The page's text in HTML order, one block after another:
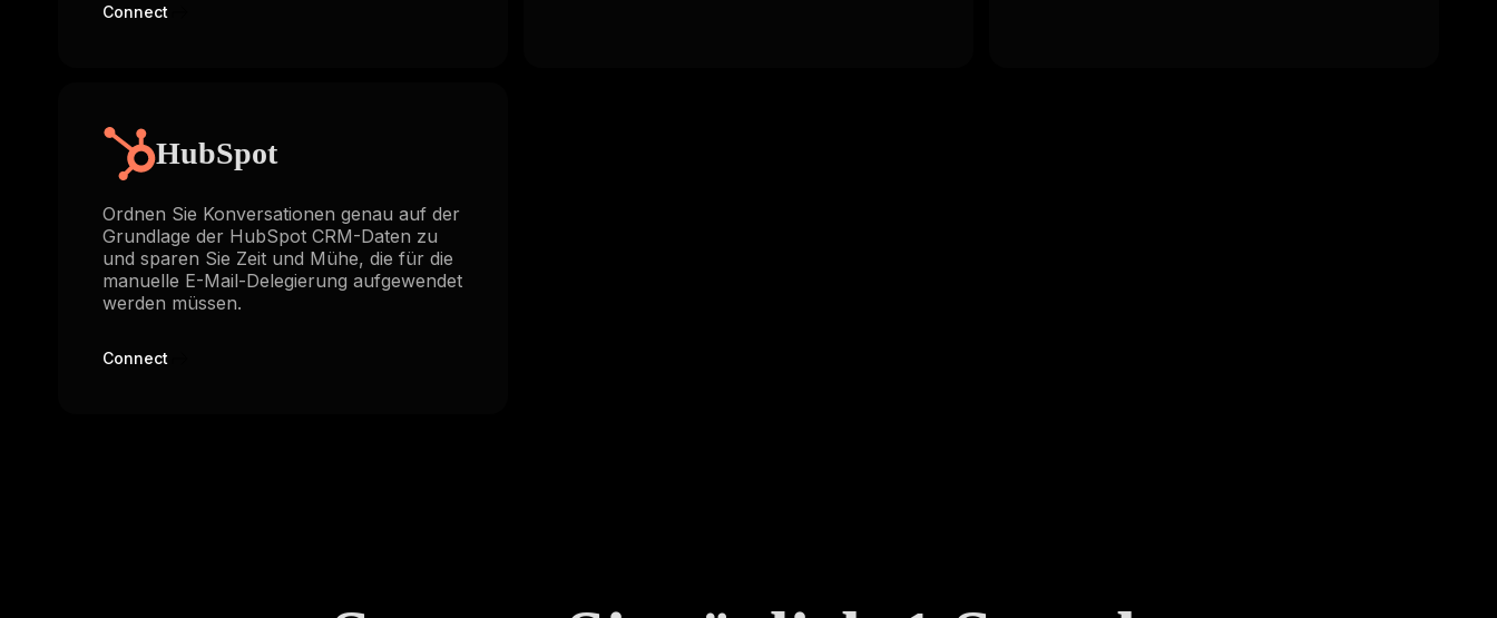
Connect
HubSpot
Ordnen Sie Konversationen genau auf der
Grundlage der HubSpot CRM-Daten zu
und sparen Sie Zeit und Mühe, die für die
manuelle E-Mail-Delegierung aufgewendet
werden müssen.
Connect